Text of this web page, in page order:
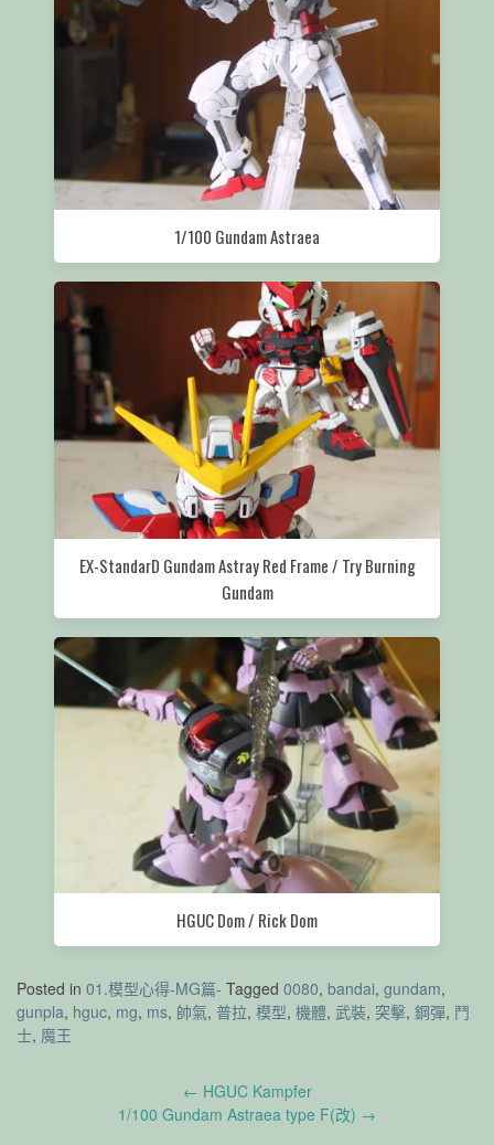
1/100 Gundam Astraea
EX-StandarD Gundam Astray Red Frame / Try Burning
Gundam
HGUC Dom / Rick Dom
Posted in 01.模型心得-MG篇- Tagged 0080, bandai, gundam,
gunpla, hguc, mg, ms, 帥氣, 普拉, 模型, 機體, 武裝, 突擊, 鋼彈, 鬥
士, 魔王
← HGUC Kampfer
1/100 Gundam Astraea type F(改) →